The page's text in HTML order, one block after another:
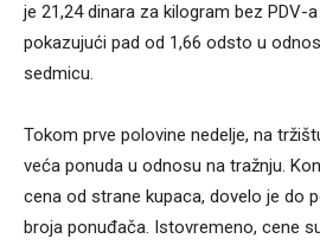
je 21,24 dinara za kilogram bez PDV-
pokazujući pad od 1,66 odsto u
sedmicu.
Tokom prve polovine nedelje, na
veća ponuda u odnosu na tražnju.
cena od strane kupaca, dovelo je do
broja ponuđača. Istovremeno, cene